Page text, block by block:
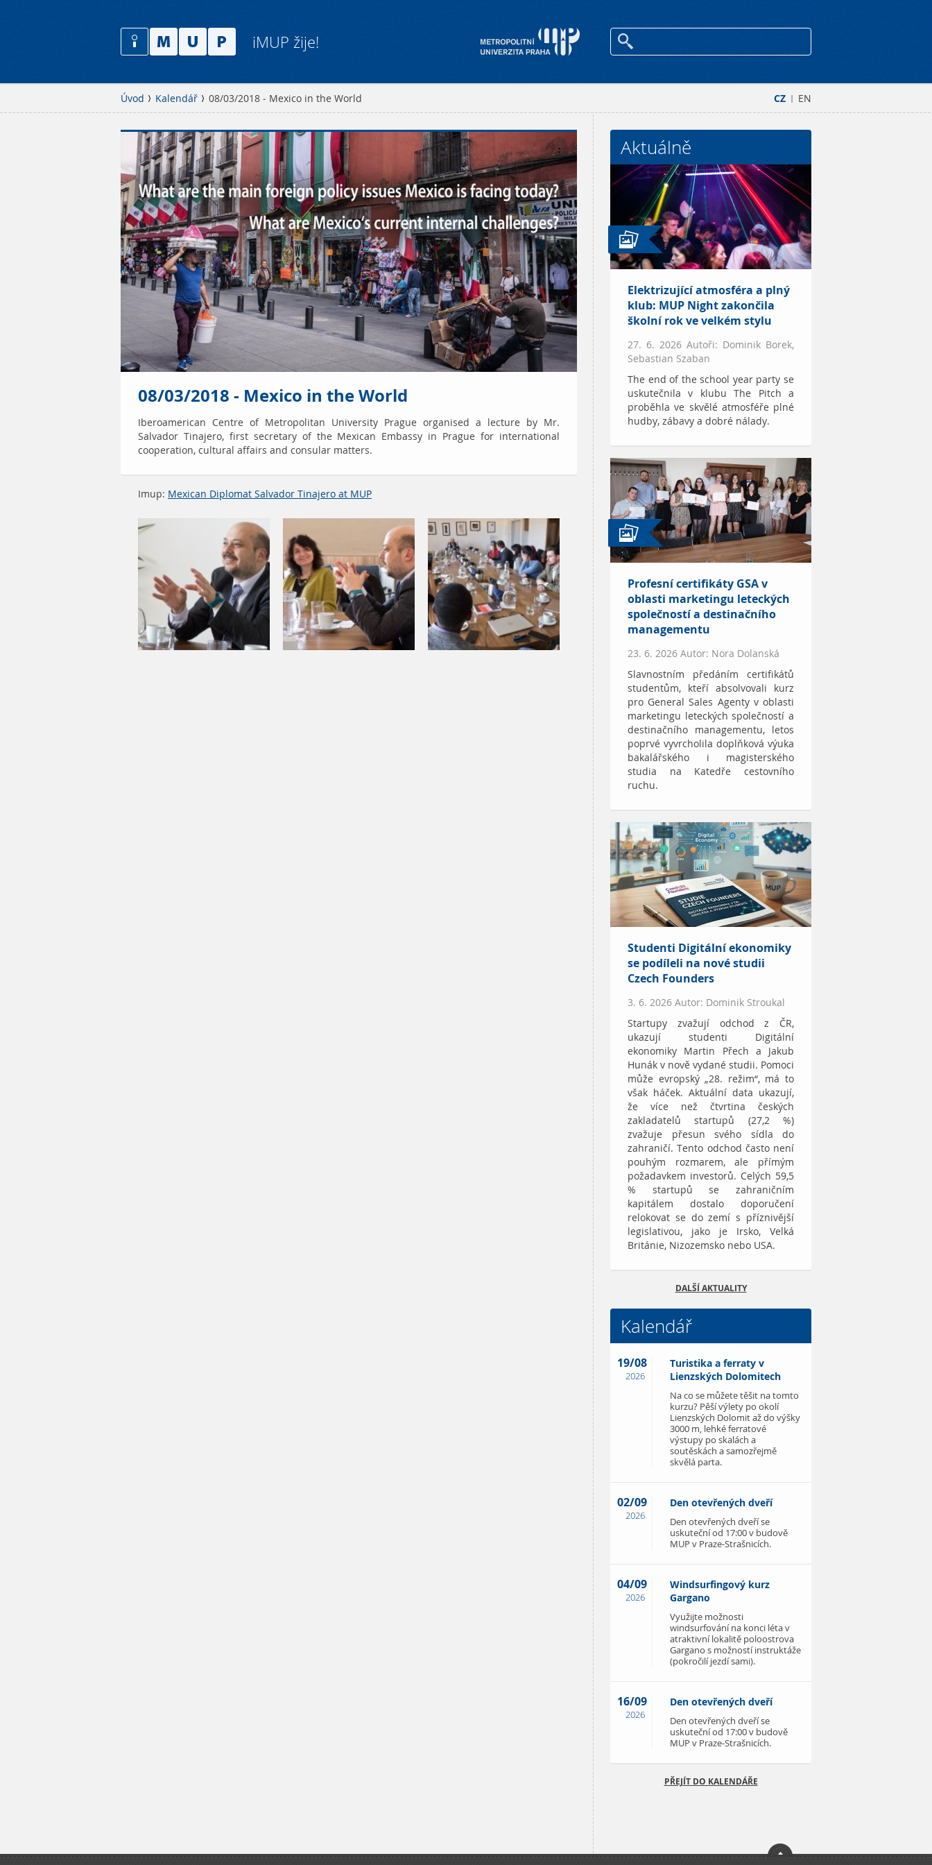
iMUP žije!
CZ | EN
Úvod Kalendář 08/03/2018 - Mexico in the World
08/03/2018 - Mexico in the World
Iberoamerican Centre of Metropolitan University Prague organised a lecture by Mr.
Salvador Tinajero, first secretary of the Mexican Embassy in Prague for international
cooperation, cultural affairs and consular matters.
Imup: Mexican Diplomat Salvador Tinajero at MUP
Aktuálně
Elektrizující atmosféra a plný
klub: MUP Night zakončila
školní rok ve velkém stylu
27. 6. 2026 Autoři: Dominik Borek,
Sebastian Szaban
The end of the school year party se
uskutečnila v klubu The Pitch a
proběhla ve skvělé atmosféře plné
hudby, zábavy a dobré nálady.
Profesní certifikáty GSA v
oblasti marketingu leteckých
společností a destinačního
managementu
23. 6. 2026 Autor: Nora Dolanská
Slavnostním předáním certifikátů
studentům, kteří absolvovali kurz
pro General Sales Agenty v oblasti
marketingu leteckých společností a
destinačního managementu, letos
poprvé vyvrcholila doplňková výuka
bakalářského i magisterského
studia na Katedře cestovního
ruchu.
Studenti Digitální ekonomiky
se podíleli na nové studii
Czech Founders
3. 6. 2026 Autor: Dominik Stroukal
Startupy zvažují odchod z ČR,
ukazují studenti Digitální
ekonomiky Martin Přech a Jakub
Hunák v nově vydané studii. Pomoci
může evropský „28. režim“, má to
však háček. Aktuální data ukazují,
že více než čtvrtina českých
zakladatelů startupů (27,2 %)
zvažuje přesun svého sídla do
zahraničí. Tento odchod často není
pouhým rozmarem, ale přímým
požadavkem investorů. Celých 59,5
% startupů se zahraničním
kapitálem dostalo doporučení
relokovat se do zemí s příznivější
legislativou, jako je Irsko, Velká
Británie, Nizozemsko nebo USA.
DALŠÍ AKTUALITY
Kalendář
19/08
2026
Turistika a ferraty v
Lienzských Dolomitech
Na co se můžete těšit na tomto
kurzu? Pěší výlety po okolí
Lienzských Dolomit až do výšky
3000 m, lehké ferratové
výstupy po skalách a
soutěskách a samozřejmě
skvělá parta.
02/09
2026
Den otevřených dveří
Den otevřených dveří se
uskuteční od 17:00 v budově
MUP v Praze-Strašnicích.
04/09
2026
Windsurfingový kurz
Gargano
Využijte možnosti
windsurfování na konci léta v
atraktivní lokalitě poloostrova
Gargano s možností instruktáže
(pokročilí jezdí sami).
16/09
2026
Den otevřených dveří
Den otevřených dveří se
uskuteční od 17:00 v budově
MUP v Praze-Strašnicích.
PŘEJÍT DO KALENDÁŘE